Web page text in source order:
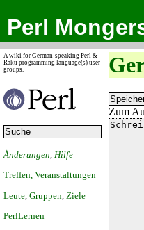
Perl
A wiki for German-speaking Perl &
Raku programming language(s) user
groups.
Änderungen Hilfe
Treffen, Veranstaltungen
Leute Gruppen Ziele
PerlLernen
Zum